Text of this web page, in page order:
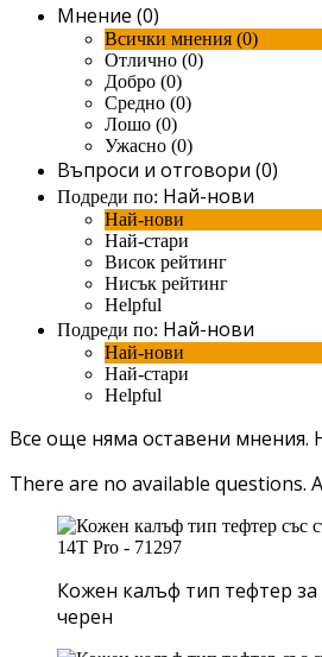
Мнение (0)
Всички мнения (0)
Отлично (0)
Добро (0)
Средно (0)
Лошо (0)
Ужасно (0)
Въпроси и отговори (0)
Подреди по: Най-нови
Най-нови
Най-стари
Висок рейтинг
Нисък рейтинг
Helpful
Подреди по: Най-нови
Най-нови
Най-стари
Helpful
Все още няма оставени мнения.
There are no available questions.
Кожен калъф тип тефтер за
черен